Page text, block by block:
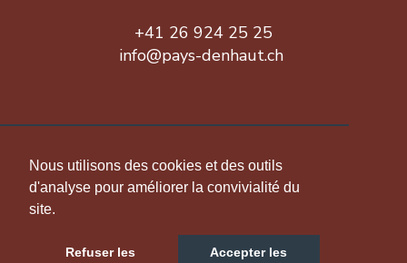
Nous utilisons des cookies et des outils
d'analyse pour améliorer la convivialité du
site.
Refuser les
Accepter les
+41 26 924 25 25
info@pays-denhaut.ch
NOUS SUIVRE